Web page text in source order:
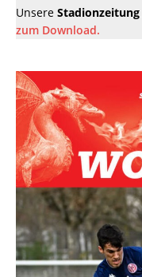
Unsere Stadionzeitung
zum Download.